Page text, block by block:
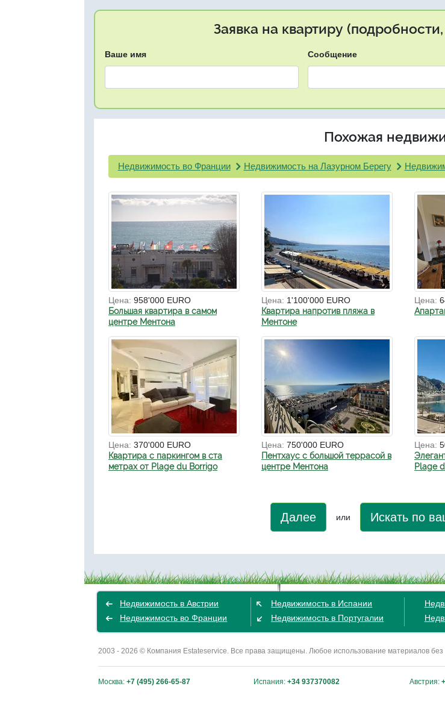
Заявка на квартиру
Ваше имя Сообщение
Похожая
Недвижимость во Франции Недвижимость на Лазурном Берегу
Цена: 958'000 EURO
Большая квартира в самом
центре Ментона
Цена: 1'100'000 EURO
Квартира напротив пляжа в
Ментоне
Цена:
Цена: 370'000 EURO
Квартира с паркингом в ста
метрах от Plage du Borrigo
Цена: 750'000 EURO
Пентхаус с большой террасой в
центре Ментона
Цена:
Plage
Далее или Искать по
Недвижимость в Австрии
Недвижимость во Франции
Недвижимость в Испании
Недвижимость в Португалии
2003 - 2026 © Компания Estateservice. Все права защищены. Любое использование материалов без
Москва: +7 (495) 266-65-87 Испания: +34 937370082 Австрия: